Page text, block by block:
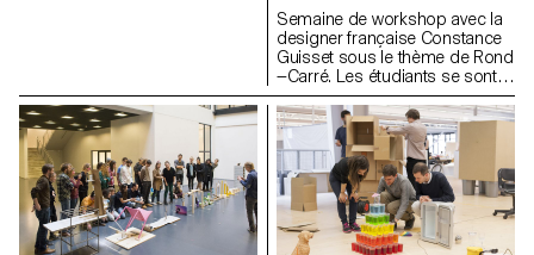
workshop a permis aux
étudiants des deux universités
de partager leur savoir-faire
dans le domaine du design
industriel. Le résultat de cette
recherche démontre une
grande variété de solutions
pour améliorer les "Hawker
Centres”.
Semaine de workshop avec la
designer française Constance
Guisset sous le thème de Rond
—Carré. Les étudiants se sont
confrontés aux décisions qu'ils
doivent prendre lorsqu'ils
dessinent un objet domestique
et ainsi comprendre pourquoi
et surtout comment ils doivent
choisir les formes qui vont
définir leurs produits.